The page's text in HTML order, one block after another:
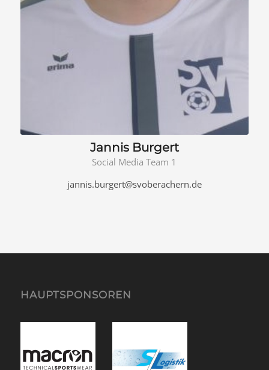
Jannis Burgert
Social Media Team 1
jannis.burgert@svoberachern.de
HAUPTSPONSOREN